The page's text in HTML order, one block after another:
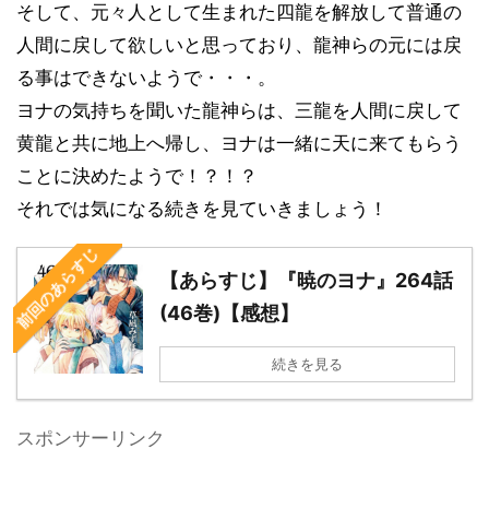
そして、元々人として生まれた四龍を解放して普通の
人間に戻して欲しいと思っており、龍神らの元には戻
る事はできないようで・・・。
ヨナの気持ちを聞いた龍神らは、三龍を人間に戻して
黄龍と共に地上へ帰し、ヨナは一緒に天に来てもらう
ことに決めたようで！？！？
それでは気になる続きを見ていきましょう！
前回のあらすじ
【あらすじ】『暁のヨナ』264話
(46巻)【感想】
続きを見る
スポンサーリンク